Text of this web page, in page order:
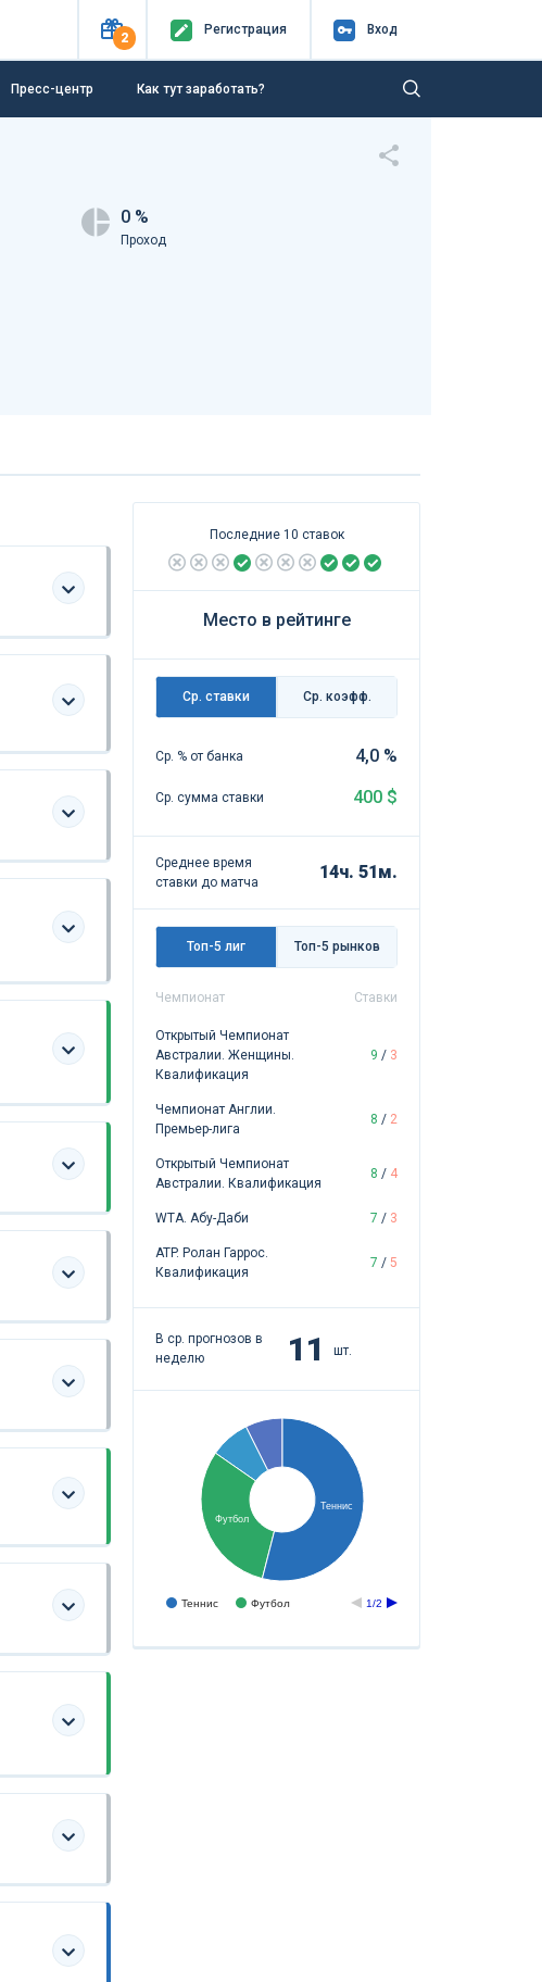
2
Регистрация Вход
Пресс-центр Как тут заработать?
0 %
Проход
Последние 10 ставок
Место в рейтинге
Ср. ставки Ср. коэфф.
Ср. % от банка 4,0 %
Ср. сумма ставки 400 $
Среднее время
ставки до матча
14ч. 51м.
Топ-5 лиг Топ-5 рынков
Чемпионат Ставки
Открытый Чемпионат
Австралии. Женщины.
Квалификация
9 / 3
Чемпионат Англии.
Премьер-лига
8 / 2
Открытый Чемпионат
Австралии. Квалификация
8 / 4
WTA. Абу-Даби 7 / 3
ATP. Ролан Гаррос.
Квалификация
7 / 5
В ср. прогнозов в
неделю
11 шт.
Теннис Футбол 1/2
Футбол
Теннис